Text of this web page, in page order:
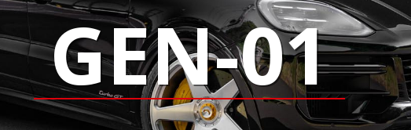
GEN-01